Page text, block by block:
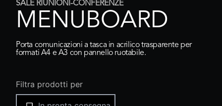
SALE RIUNIONI-CONFERENZE
MENUBOARD
Porta comunicazioni a tasca in acrilico trasparente per
formati A4 e A3 con pannello ruotabile.
Filtra prodotti per